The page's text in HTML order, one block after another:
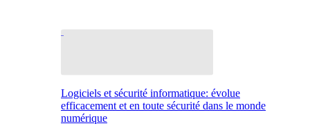
Logiciels et sécurité informatique: évolue
efficacement et en toute sécurité dans le monde
numérique